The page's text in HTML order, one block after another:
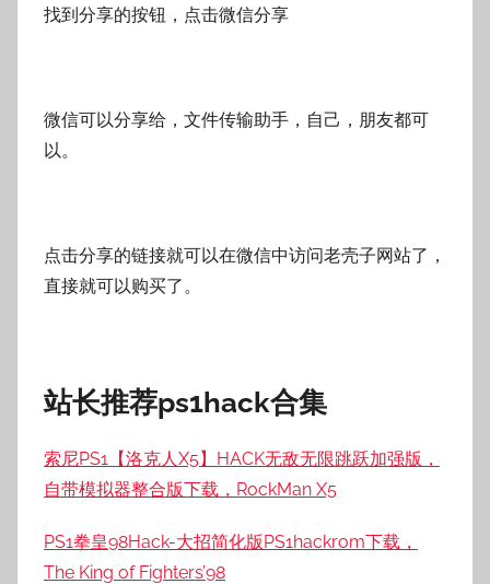
找到分享的按钮，点击微信分享
微信可以分享给，文件传输助手，自己，朋友都可
以。
点击分享的链接就可以在微信中访问老壳子网站了，
直接就可以购买了。
站长推荐ps1hack合集
索尼PS1【洛克人X5】HACK无敌无限跳跃加强版，
自带模拟器整合版下载，RockMan X5
PS1拳皇98Hack-大招简化版PS1hackrom下载，
The King of Fighters’98